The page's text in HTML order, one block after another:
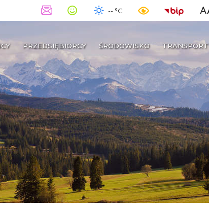
-- °C
PRZEDSIĘBIORCY ŚRODOWISKO TRANSPORT